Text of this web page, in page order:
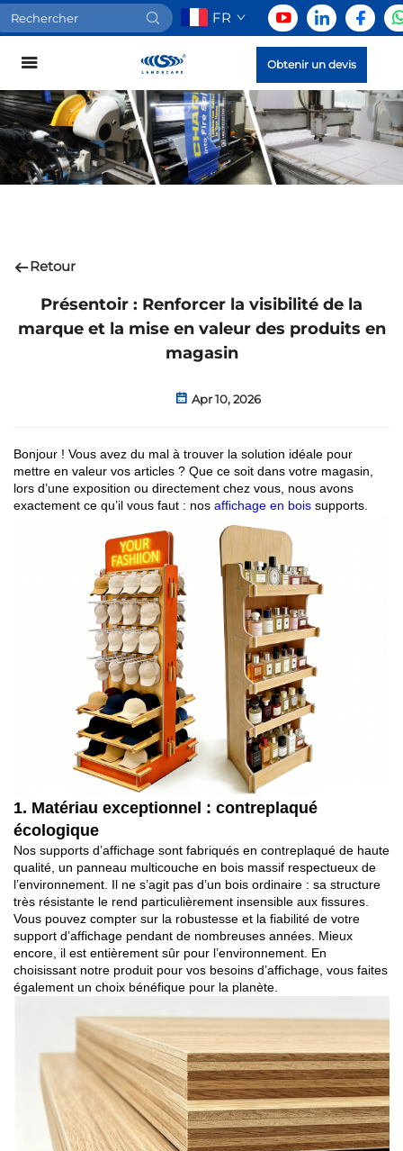
FR
Obtenir un devis
Retour
Présentoir : Renforcer la visibilité de la
marque et la mise en valeur des produits en
magasin
Apr 10, 2026
Bonjour ! Vous avez du mal à trouver la solution idéale pour
mettre en valeur vos articles ? Que ce soit dans votre magasin,
lors d’une exposition ou directement chez vous, nous avons
exactement ce qu’il vous faut : nos affichage en bois supports.
1. Matériau exceptionnel : contreplaqué
écologique
Nos supports d’affichage sont fabriqués en contreplaqué de haute
qualité, un panneau multicouche en bois massif respectueux de
l’environnement. Il ne s’agit pas d’un bois ordinaire : sa structure
très résistante le rend particulièrement insensible aux fissures.
Vous pouvez compter sur la robustesse et la fiabilité de votre
support d’affichage pendant de nombreuses années. Mieux
encore, il est entièrement sûr pour l’environnement. En
choisissant notre produit pour vos besoins d’affichage, vous faites
également un choix bénéfique pour la planète.